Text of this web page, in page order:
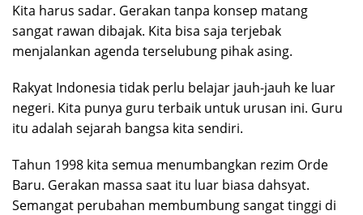
Kita harus sadar. Gerakan tanpa konsep matang
sangat rawan dibajak. Kita bisa saja terjebak
menjalankan agenda terselubung pihak asing.
Rakyat Indonesia tidak perlu belajar jauh-jauh ke luar
negeri. Kita punya guru terbaik untuk urusan ini. Guru
itu adalah sejarah bangsa kita sendiri.
Tahun 1998 kita semua menumbangkan rezim Orde
Baru. Gerakan massa saat itu luar biasa dahsyat.
Semangat perubahan membumbung sangat tinggi di